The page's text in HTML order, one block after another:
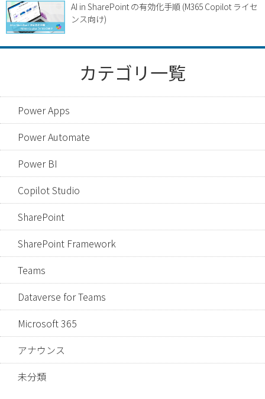
AI in SharePoint の有効化手順 (M365 Copilot ライセ
ンス向け)
カテゴリ一覧
Power Apps
Power Automate
Power BI
Copilot Studio
SharePoint
SharePoint Framework
Teams
Dataverse for Teams
Microsoft 365
アナウンス
未分類